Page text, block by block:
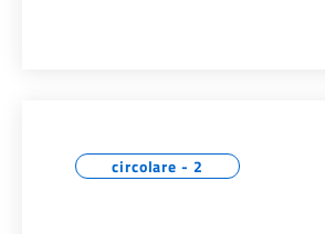
circolare - 2